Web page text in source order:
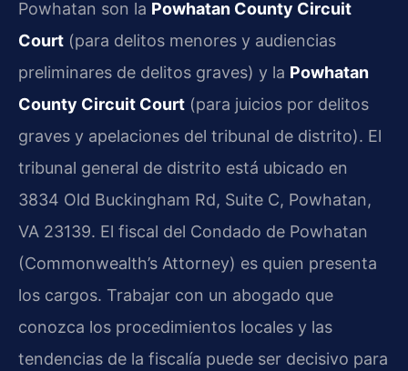
Powhatan son la Powhatan County Circuit
Court (para delitos menores y audiencias
preliminares de delitos graves) y la Powhatan
County Circuit Court (para juicios por delitos
graves y apelaciones del tribunal de distrito). El
tribunal general de distrito está ubicado en
3834 Old Buckingham Rd, Suite C, Powhatan,
VA 23139. El fiscal del Condado de Powhatan
(Commonwealth’s Attorney) es quien presenta
los cargos. Trabajar con un abogado que
conozca los procedimientos locales y las
tendencias de la fiscalía puede ser decisivo para